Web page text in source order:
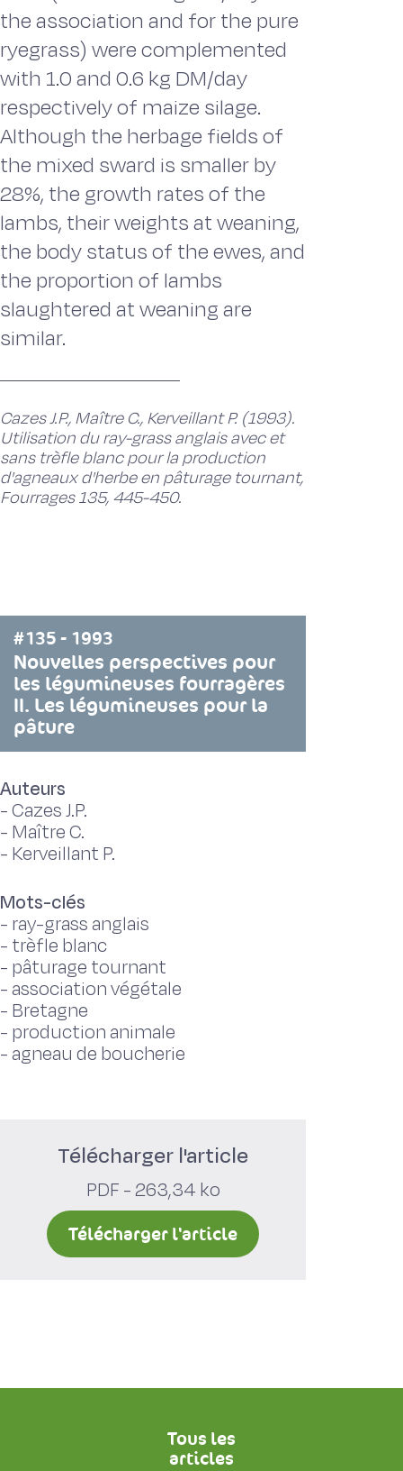
the association and for the pure
ryegrass) were complemented
with 1.0 and 0.6 kg DM/day
respectively of maize silage.
Although the herbage fields of
the mixed sward is smaller by
28%, the growth rates of the
lambs, their weights at weaning,
the body status of the ewes, and
the proportion of lambs
slaughtered at weaning are
similar.
Cazes J.P., Maître C., Kerveillant P. (1993).
Utilisation du ray-grass anglais avec et
sans trèfle blanc pour la production
d'agneaux d'herbe en pâturage tournant,
Fourrages 135, 445-450.
#135 - 1993
Nouvelles perspectives pour
les légumineuses fourragères
II. Les légumineuses pour la
pâture
Auteurs
-Cazes J.P.
- Maître C.
- Kerveillant P.
Mots-clés
- ray-grass anglais
- trèfle blanc
- pâturage tournant
- association végétale
- Bretagne
- production animale
- agneau de boucherie
Télécharger l'article
PDF - 263,34 ko
Télécharger l'article
Tous les
articles